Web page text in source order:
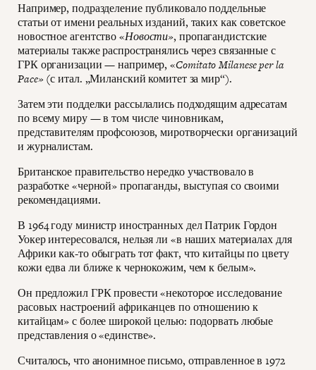
Например, подразделение публиковало поддельные
статьи от имени реальных изданий, таких как советское
новостное агентство «Новости», пропагандистские
материалы также распространялись через связанные с
ГРК организации — например, «Comitato Milanese per la
Pace» (с итал. „Миланский комитет за мир“).
Затем эти подделки рассылались подходящим адресатам
по всему миру — в том числе чиновникам,
представителям профсоюзов, миротворчески организаций
и журналистам.
Британское правительство нередко участвовало в
разработке «черной» пропаганды, выступая со своими
рекомендациями.
В 1964 году министр иностранных дел Патрик Гордон
Уокер интересовался, нельзя ли «в наших материалах для
Африки как-то обыграть тот факт, что китайцы по цвету
кожи едва ли ближе к чернокожим, чем к белым».
Он предложил ГРК провести «некоторое исследование
расовых настроений африканцев по отношению к
китайцам» с более широкой целью: подорвать любые
представления о «единстве».
Считалось, что анонимное письмо, отправленное в 1972